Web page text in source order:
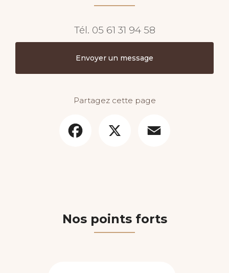
Tél. 05 61 31 94 58
Envoyer un message
Partagez cette page
Nos points forts